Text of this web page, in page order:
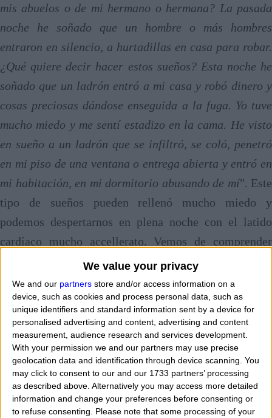
We value your privacy
We and our partners store and/or access information on a
device, such as cookies and process personal data, such as
unique identifiers and standard information sent by a device for
personalised advertising and content, advertising and content
measurement, audience research and services development.
With your permission we and our partners may use precise
geolocation data and identification through device scanning. You
may click to consent to our and our 1733 partners’ processing
as described above. Alternatively you may access more detailed
information and change your preferences before consenting or
to refuse consenting.
Please note that some processing of your
mis abuelos o de mi hermano o hermana? La pasada
noche he soñado que un hombre o más hombres
entraron en silencio, a hurtadillas en casa para robar.
¿Qué quiere decir hacer estos sueños? Esta noche he
soñado que un ladrón entró a mi casa y robó dinero y
cosas preciosas dándose enseguida a la fuga. Yo tuve
mucho miedo y me sentí estadizo en la cama. He visto
en sueño a un ladrón que se infiltró, se coló, penetró
en mi piso de una ventana o entrega abierta y entró en
mi habitación, en mi dormitorio abusando de mí". Este
tipo de sueños pueden rellenó mucho miedo y
podemos despertarnos en plena noche con el latido
cardíaco mucho accellerato. Vemos de comprender
cosa se esconde tras estos sueños.
Generalmente sueños del género son que conectar al
hecho quesomos muy celosos de lo que poseemos. La
primera cosa que queremos es nuestra familia y
nuestra casa y ver a una persona extraña que entra
dentro de ella robando lo que encuentra hace
referencia propia a nuestro apego a lo que poseemos.
Pues cuando soñamos que vienen allí a robar en casa